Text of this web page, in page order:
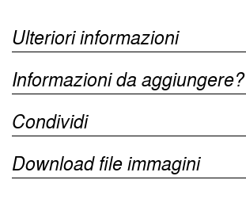
Ulteriori informazioni
Informazioni da aggiungere?
Condividi
Download file immagini